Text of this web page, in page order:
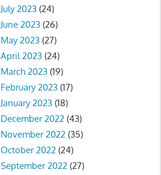
July 2023 (24)
June 2023 (26)
May 2023 (27)
April 2023 (24)
March 2023 (19)
February 2023 (17)
January 2023 (18)
December 2022 (43)
November 2022 (35)
October 2022 (24)
September 2022 (27)